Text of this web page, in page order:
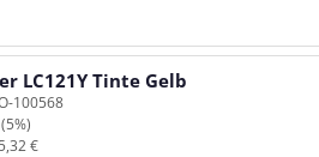
LC121Y Tinte Gelb
100568
€